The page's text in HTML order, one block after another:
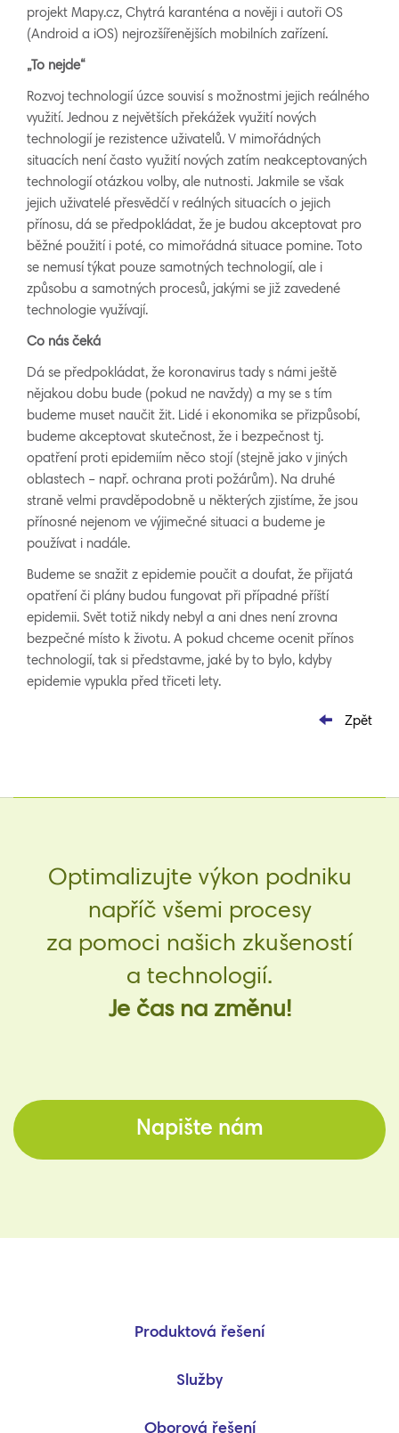
projekt Mapy.cz, Chytrá karanténa a nověji i autoři OS
(Android a iOS) nejrozšířenějších mobilních zařízení.
„To nejde“
Rozvoj technologií úzce souvisí s možnostmi jejich reálného
využití. Jednou z největších překážek využití nových
technologií je rezistence uživatelů. V mimořádných
situacích není často využití nových zatím neakceptovaných
technologií otázkou volby, ale nutnosti. Jakmile se však
jejich uživatelé přesvědčí v reálných situacích o jejich
přínosu, dá se předpokládat, že je budou akceptovat pro
běžné použití i poté, co mimořádná situace pomine. Toto
se nemusí týkat pouze samotných technologií, ale i
způsobu a samotných procesů, jakými se již zavedené
technologie využívají.
Co nás čeká
Dá se předpokládat, že koronavirus tady s námi ještě
nějakou dobu bude (pokud ne navždy) a my se s tím
budeme muset naučit žit. Lidé i ekonomika se přizpůsobí,
budeme akceptovat skutečnost, že i bezpečnost tj.
opatření proti epidemiím něco stojí (stejně jako v jiných
oblastech – např. ochrana proti požárům). Na druhé
straně velmi pravděpodobně u některých zjistíme, že jsou
přínosné nejenom ve výjimečné situaci a budeme je
používat i nadále.
Budeme se snažit z epidemie poučit a doufat, že přijatá
opatření či plány budou fungovat při případné příští
epidemii. Svět totiž nikdy nebyl a ani dnes není zrovna
bezpečné místo k životu. A pokud chceme ocenit přínos
technologií, tak si představme, jaké by to bylo, kdyby
epidemie vypukla před třiceti lety.
Zpět
Optimalizujte výkon podniku
napříč všemi procesy
za pomoci našich zkušeností
a technologií.
Je čas na změnu!
Napište nám
Produktová řešení
Služby
Oborová řešení